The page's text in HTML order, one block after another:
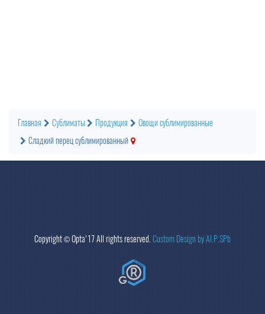
Главная Сублиматы Продукция
Овощи сублимированные
Сладкий перец сублимированный
Copyright ©Opta'17 All rights reserved.Custom Design by Al.P.SPb